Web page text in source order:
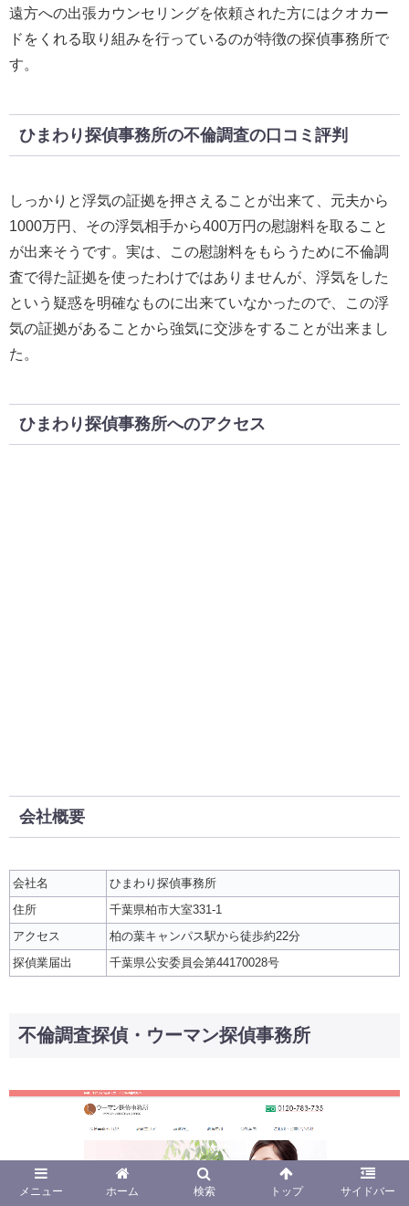
遠方への出張カウンセリングを依頼された方にはクオカー
ドをくれる取り組みを行っているのが特徴の探偵事務所で
す。
ひまわり探偵事務所の不倫調査の口コミ評判
しっかりと浮気の証拠を押さえることが出来て、元夫から
1000万円、その浮気相手から400万円の慰謝料を取ること
が出来そうです。実は、この慰謝料をもらうために不倫調
査で得た証拠を使ったわけではありませんが、浮気をした
という疑惑を明確なものに出来ていなかったので、この浮
気の証拠があることから強気に交渉をすることが出来まし
た。
ひまわり探偵事務所へのアクセス
会社概要
会社名
ひまわり探偵事務所
住所
千葉県柏市大室331-1
アクセス
柏の葉キャンパス駅から徒歩約22分
探偵業届出
千葉県公安委員会第44170028号
不倫調査探偵・ウーマン探偵事務所
メニュー ホーム 検索 トップ サイドバー